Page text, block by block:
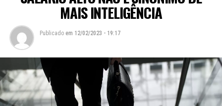
MAIS INTELIGÊNCIA
Publicado em 12/02/2023 - 19:17